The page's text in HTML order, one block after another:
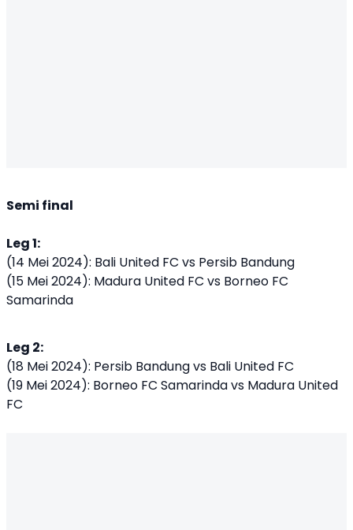
Semi final
Leg 1:
(14 Mei 2024): Bali United FC vs Persib Bandung
(15 Mei 2024): Madura United FC vs Borneo FC
Samarinda
Leg 2:
(18 Mei 2024): Persib Bandung vs Bali United FC
(19 Mei 2024): Borneo FC Samarinda vs Madura United
FC